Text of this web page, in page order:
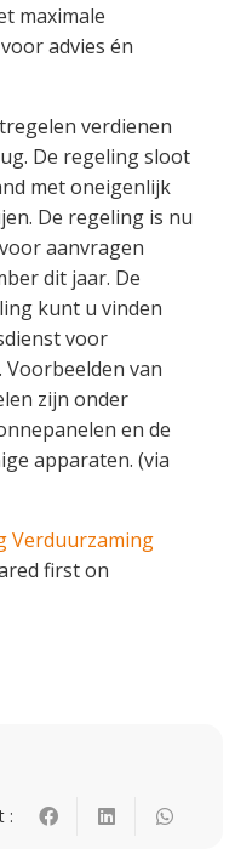
maximale
advies én
verdienen
De regeling sloot
met oneigenlijk
De regeling is nu
aanvragen
dit jaar. De
kunt u vinden
voor
van
zijn onder
en de
apparaten. (via
Verduurzaming
first on
: